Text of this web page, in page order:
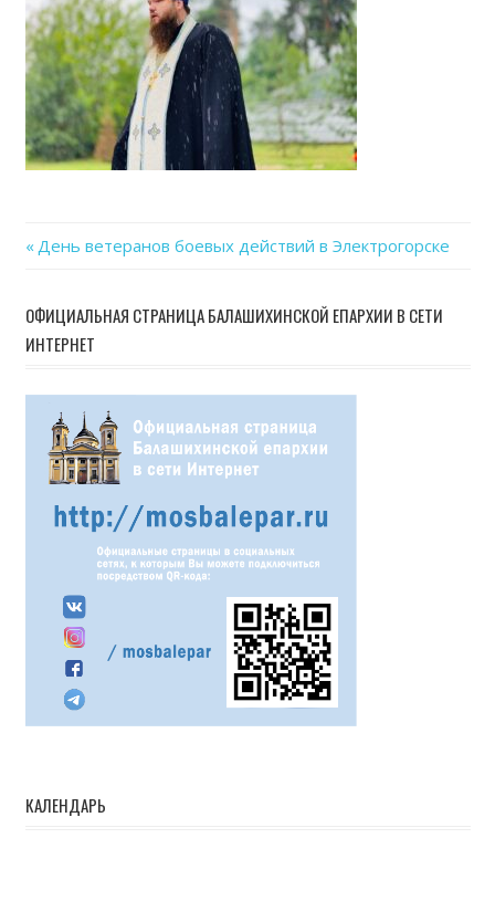
по
записям
Previous
День ветеранов боевых действий в Электрогорске
ОФИЦИАЛЬНАЯ СТРАНИЦА БАЛАШИХИНСКОЙ ЕПАРХИИ В СЕТИ
ИНТЕРНЕТ
КАЛЕНДАРЬ